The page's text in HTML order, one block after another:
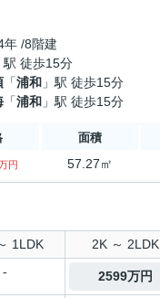
年 /8階建
駅 徒歩15分
「浦和 」駅 徒歩15分
「浦和 」駅 徒歩15分
面積
円 57.27㎡
1LDK 2K ～ 2LDK
- 2599万円